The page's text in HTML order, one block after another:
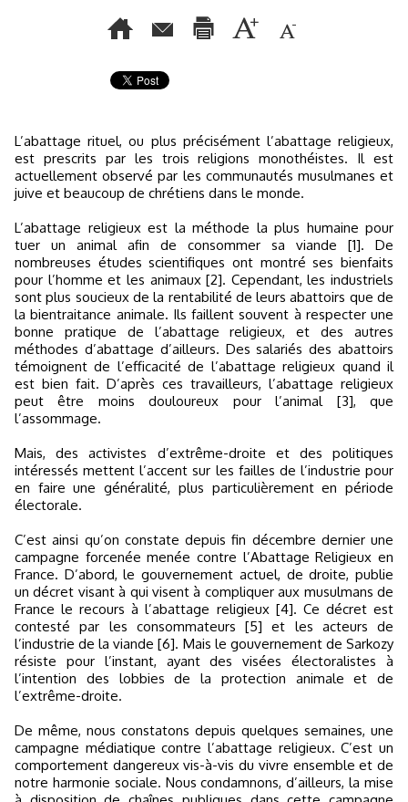
L’abattage rituel, ou plus précisément l’abattage religieux,
est prescrits par les trois religions monothéistes. Il est
actuellement observé par les communautés musulmanes et
juive et beaucoup de chrétiens dans le monde.
L’abattage religieux est la méthode la plus humaine pour
tuer un animal afin de consommer sa viande [1]. De
nombreuses études scientifiques ont montré ses bienfaits
pour l’homme et les animaux [2]. Cependant, les industriels
sont plus soucieux de la rentabilité de leurs abattoirs que de
la bientraitance animale. Ils faillent souvent à respecter une
bonne pratique de l’abattage religieux, et des autres
méthodes d’abattage d’ailleurs. Des salariés des abattoirs
témoignent de l’efficacité de l’abattage religieux quand il
est bien fait. D’après ces travailleurs, l’abattage religieux
peut être moins douloureux pour l’animal [3], que
l’assommage.
Mais, des activistes d’extrême-droite et des politiques
intéressés mettent l’accent sur les failles de l’industrie pour
en faire une généralité, plus particulièrement en période
électorale.
C’est ainsi qu’on constate depuis fin décembre dernier une
campagne forcenée menée contre l’Abattage Religieux en
France. D’abord, le gouvernement actuel, de droite, publie
un décret visant à qui visent à compliquer aux musulmans de
France le recours à l’abattage religieux [4]. Ce décret est
contesté par les consommateurs [5] et les acteurs de
l’industrie de la viande [6]. Mais le gouvernement de Sarkozy
résiste pour l’instant, ayant des visées électoralistes à
l’intention des lobbies de la protection animale et de
l’extrême-droite.
De même, nous constatons depuis quelques semaines, une
campagne médiatique contre l’abattage religieux. C’est un
comportement dangereux vis-à-vis du vivre ensemble et de
notre harmonie sociale. Nous condamnons, d’ailleurs, la mise